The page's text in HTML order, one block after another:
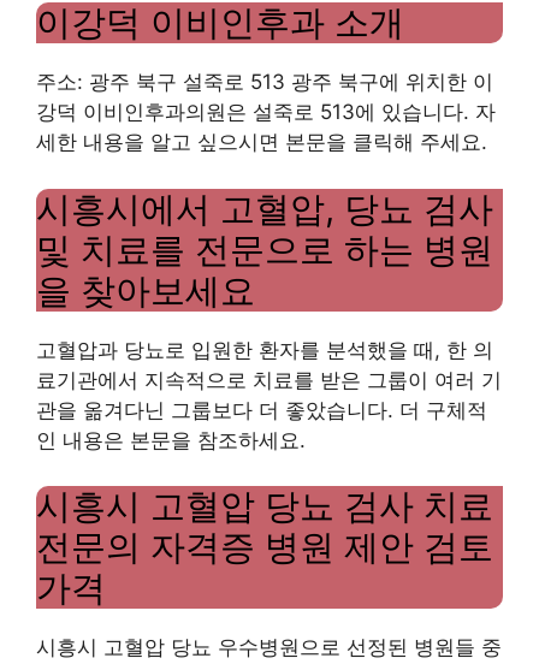
이강덕 이비인후과 소개
주소: 광주 북구 설죽로 513 광주 북구에 위치한 이
강덕 이비인후과의원은 설죽로 513에 있습니다. 자
세한 내용을 알고 싶으시면 본문을 클릭해 주세요.
시흥시에서 고혈압, 당뇨 검사
및 치료를 전문으로 하는 병원
을 찾아보세요
고혈압과 당뇨로 입원한 환자를 분석했을 때, 한 의
료기관에서 지속적으로 치료를 받은 그룹이 여러 기
관을 옮겨다닌 그룹보다 더 좋았습니다. 더 구체적
인 내용은 본문을 참조하세요.
시흥시 고혈압 당뇨 검사 치료
전문의 자격증 병원 제안 검토
가격
시흥시 고혈압 당뇨 우수병원으로 선정된 병원들 중